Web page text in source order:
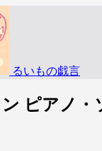
るいもの戯言
ピアノ・